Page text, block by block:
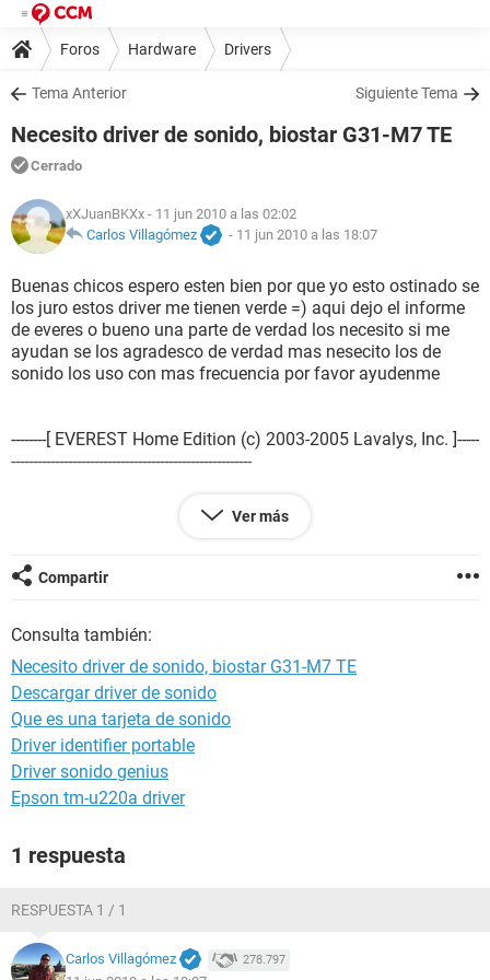
Foros Hardware Drivers
Tema Anterior Siguiente Tema
Necesito driver de sonido, biostar G31-M7 TE
Cerrado
xXJuanBKXx - 11 jun 2010 a las 02:02
Carlos Villagómez
- 11 jun 2010 a las 18:07
Buenas chicos espero esten bien por que yo esto ostinado se
los juro estos driver me tienen verde =) aqui dejo el informe
de everes o bueno una parte de verdad los necesito si me
ayudan se los agradesco de verdad mas nesecito los de
sonido los uso con mas frecuencia por favor ayudenme
--------[ EVEREST Home Edition (c) 2003-2005 Lavalys, Inc. ]-----
-------------------------------------------------------
Versión EVEREST v2.20.405/es
http://www.lavalys.com/
Ordenador FORZENMU-A4249A (INICIOMS)
Generador wijoju
5.1.2600 (WinXP Retail)
Fecha 2002-06-10
Hora 07:07
--------[ Resumen ]------------------------------------------------------------------------------
-----------------------
Ordenador:
Service Pack del Sistema Operativo Service Pack 2
Nombre de usuario wijoju
Placa base:
Ver más
Compartir
Consulta también:
Necesito driver de sonido, biostar G31-M7 TE
Descargar driver de sonido
Que es una tarjeta de sonido
Driver identifier portable
Driver sonido genius
Epson tm-u220a driver
1 respuesta
RESPUESTA 1 / 1
Carlos Villagómez 278.797